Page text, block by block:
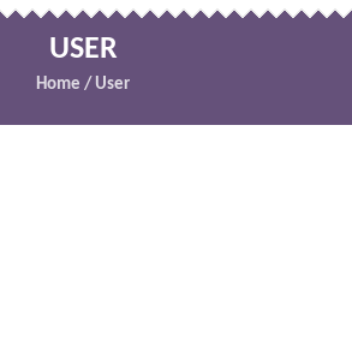
USER
Home / User